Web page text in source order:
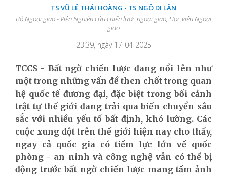
TS VŨ LÊ THÁI HOÀNG - TS NGÔ DI LÂN
Bộ Ngoại giao - Viện Nghiên cứu chiến lược ngoại giao, Học viện Ngoại
giao
23:39, ngày 17-04-2025
TCCS - Bất ngờ chiến lược đang nổi lên như
một trong những vấn đề then chốt trong quan
hệ quốc tế đương đại, đặc biệt trong bối cảnh
trật tự thế giới đang trải qua biến chuyển sâu
sắc với nhiều yếu tố bất định, khó lường. Các
cuộc xung đột trên thế giới hiện nay cho thấy,
ngay cả quốc gia có tiềm lực lớn về quốc
phòng - an ninh và công nghệ vẫn có thể bị
động trước bất ngờ chiến lược mang tầm ảnh